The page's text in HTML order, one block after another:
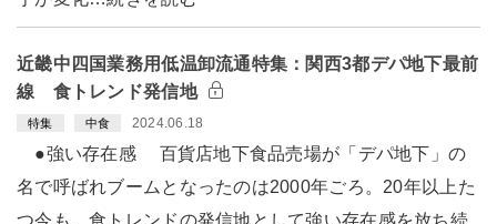
近畿中四国業務用低温卸流通特集：関西3都デパ地下最前
線 食トレンド発信地
特集 中食 2024.06.18
●強い存在感 百貨店地下食品売場が「デパ地下」の
名で呼ばれブームとなったのは2000年ごろ。20年以上た
つ今も、食トレンドの発信地として強い存在感を放ち続